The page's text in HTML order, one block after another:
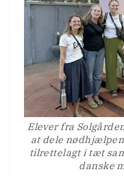
Elever fra
at dele
tilrettelagt i tæt
danske